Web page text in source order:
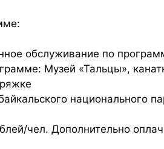
обслуживание по
Музей «Тальцы»,
национального
чел. Дополнительно